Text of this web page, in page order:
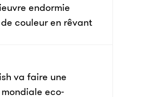
endormie
couleur en rêvant
va faire une
eco-